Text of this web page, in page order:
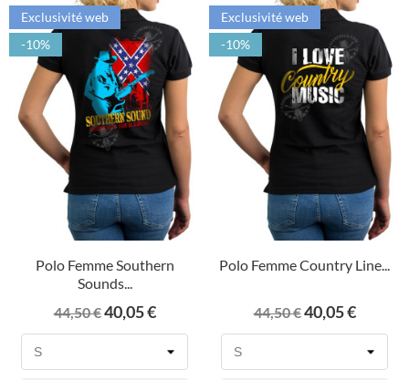
Polo Femme Southern
Sounds...
Prix
de
44,50 €Prix
40,05 €
Exclusivité web
-10%
Polo Femme Country Line...
Prix
de
44,50 €Prix
40,05 €
Exclusivité web
-10%